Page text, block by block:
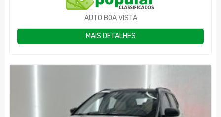
AUTO BOA VISTA
MAIS DETALHES